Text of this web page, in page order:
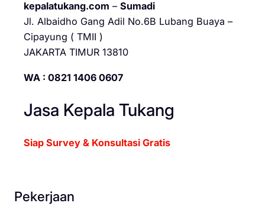
kepalatukang.com – Sumadi
Jl. Albaidho Gang Adil No.6B Lubang Buaya –
Cipayung ( TMII )
JAKARTA TIMUR 13810
WA : 0821 1406 0607
Jasa Kepala Tukang
Siap Survey & Konsultasi Gratis
Pekerjaan